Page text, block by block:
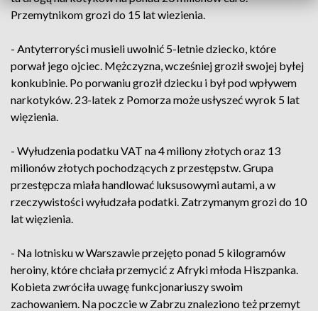
Przemytnikom grozi do 15 lat wiezienia.
- Antyterroryści musieli uwolnić 5-letnie dziecko, które
porwał jego ojciec. Mężczyzna, wcześniej groził swojej byłej
konkubinie. Po porwaniu groził dziecku i był pod wpływem
narkotyków. 23-latek z Pomorza może usłyszeć wyrok 5 lat
więzienia.
- Wyłudzenia podatku VAT na 4 miliony złotych oraz 13
milionów złotych pochodzących z przestępstw. Grupa
przestępcza miała handlować luksusowymi autami, a w
rzeczywistości wyłudzała podatki. Zatrzymanym grozi do 10
lat więzienia.
- Na lotnisku w Warszawie przejęto ponad 5 kilogramów
heroiny, które chciała przemycić z Afryki młoda Hiszpanka.
Kobieta zwróciła uwagę funkcjonariuszy swoim
zachowaniem. Na poczcie w Zabrzu znaleziono też przemyt